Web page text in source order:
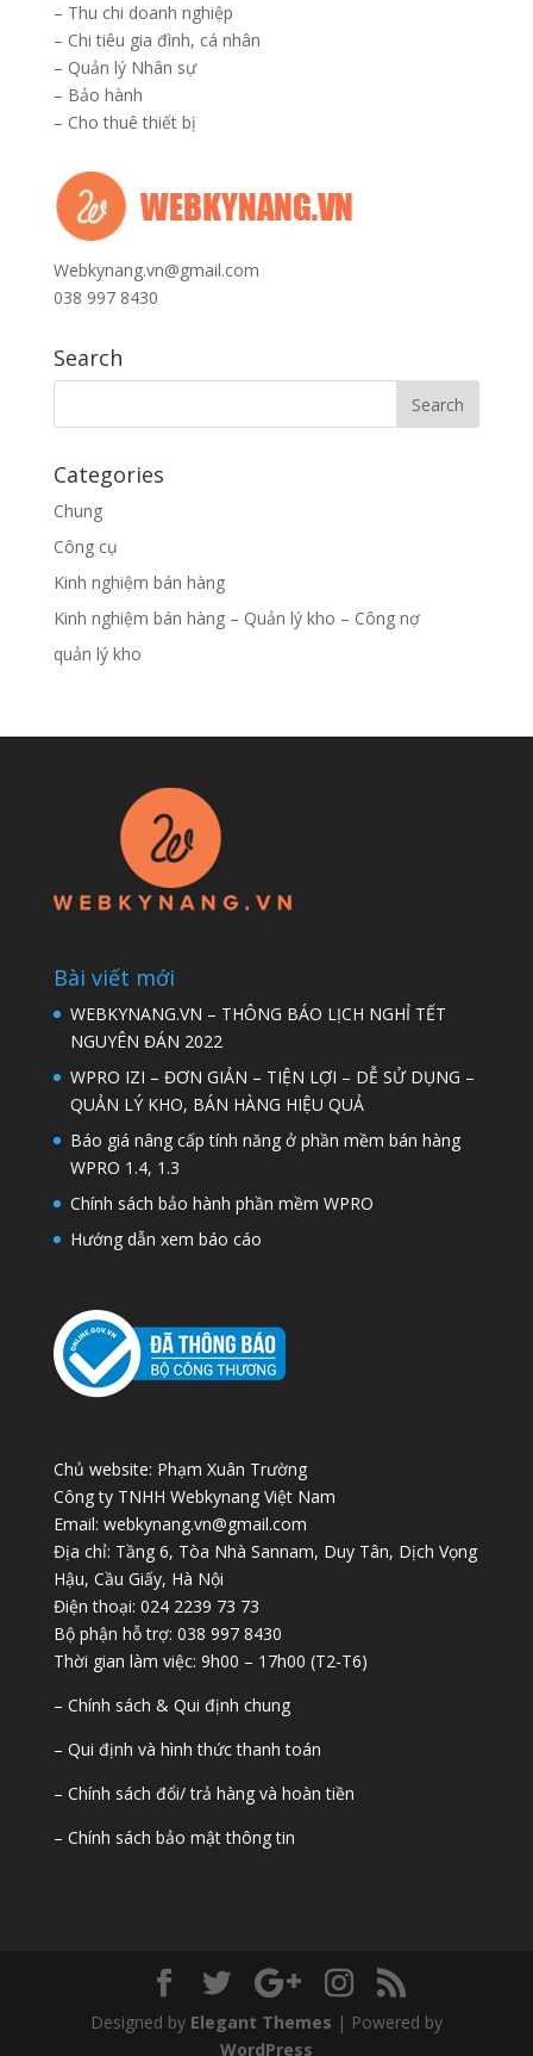
– Thu chi doanh nghiệp
– Chi tiêu gia đình, cá nhân
– Quản lý Nhân sự
– Bảo hành
– Cho thuê thiết bị
Webkynang.vn@gmail.com
038 997 8430
Search
Categories
Chung
Công cụ
Kinh nghiệm bán hàng
Kinh nghiệm bán hàng – Quản lý kho – Công nợ
quản lý kho
Bài viết mới
WEBKYNANG.VN – THÔNG BÁO LỊCH NGHỈ TẾT
NGUYÊN ĐÁN 2022
WPRO IZI – ĐƠN GIẢN – TIỆN LỢI – DỄ SỬ DỤNG –
QUẢN LÝ KHO, BÁN HÀNG HIỆU QUẢ
Báo giá nâng cấp tính năng ở phần mềm bán hàng
WPRO 1.4, 1.3
Chính sách bảo hành phần mềm WPRO
Hướng dẫn xem báo cáo
Chủ website: Phạm Xuân Trường
Công ty TNHH Webkynang Việt Nam
Email: webkynang.vn@gmail.com
Địa chỉ: Tầng 6, Tòa Nhà Sannam, Duy Tân, Dịch Vọng
Hậu, Cầu Giấy, Hà Nội
Điện thoại: 024 2239 73 73
Bộ phận hỗ trợ: 038 997 8430
Thời gian làm việc: 9h00 – 17h00 (T2-T6)
– Chính sách & Qui định chung
– Qui định và hình thức thanh toán
– Chính sách đổi/ trả hàng và hoàn tiền
– Chính sách bảo mật thông tin
Designed by Elegant Themes | Powered by
WordPress